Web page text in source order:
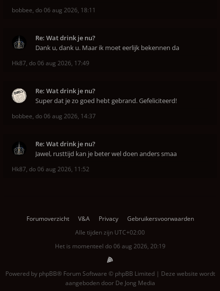
bobbee, do 06 aug 2026, 18:11
Re: Wat drink je nu?
Dank u, dank u. Maar ik moet eerlijk bekennen da
Hk87, do 06 aug 2026, 17:49
Re: Wat drink je nu?
Super dat je zo goed hebt gebrand. Gefeliciteerd!
bobbee, do 06 aug 2026, 14:37
Re: Wat drink je nu?
Jawel, rusttijd kan je beter wel doen anders smaa
Hk87, do 06 aug 2026, 11:52
Forumoverzicht V&A Privacy
Gebruikersvoorwaarden
Alle tijden zijn UTC+02:00
Het is momenteel do 06 aug 2026, 20:19
Powered by phpBB® Forum Software © phpBB Limited | Deze website wordt
aangeboden door De Jong Media